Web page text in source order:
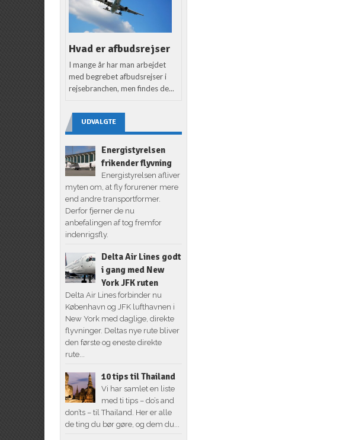
Hvad er afbudsrejser
I mange år har man arbejdet
med begrebet afbudsrejser i
rejsebranchen, men findes de...
UDVALGTE
Energistyrelsen
frikender flyvning
Energistyrelsen afliver
myten om, at fly forurener mere
end andre transportformer.
Derfor fjerner de nu
anbefalingen af tog fremfor
indenrigsfly.
Delta Air Lines godt
i gang med New
York JFK ruten
Delta Air Lines forbinder nu
København og JFK lufthavnen i
New York med daglige, direkte
flyvninger. Deltas nye rute bliver
den første og eneste direkte
rute...
10 tips til Thailand
Vi har samlet en liste
med ti tips – do’s and
don’ts – til Thailand. Her er alle
de ting du bør gøre, og dem du...